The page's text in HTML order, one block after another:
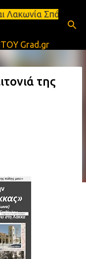
-
Grad.gr
της